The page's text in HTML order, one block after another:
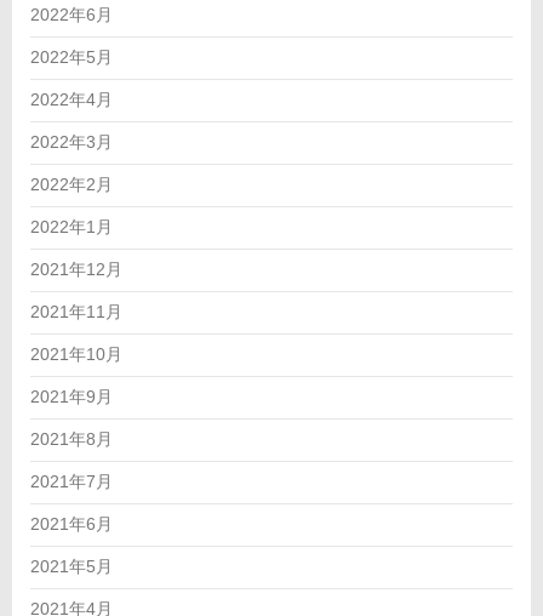
2022年6月
2022年5月
2022年4月
2022年3月
2022年2月
2022年1月
2021年12月
2021年11月
2021年10月
2021年9月
2021年8月
2021年7月
2021年6月
2021年5月
2021年4月